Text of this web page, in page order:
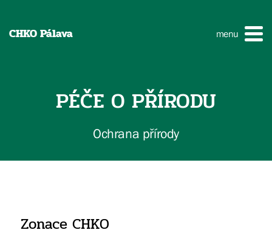
CHKO Pálava menu
PÉČE O PŘÍRODU
Ochrana přírody
Zonace CHKO